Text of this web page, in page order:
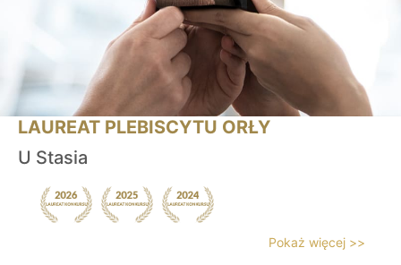
LAUREAT PLEBISCYTU ORŁY
U Stasia
Pokaż więcej >>